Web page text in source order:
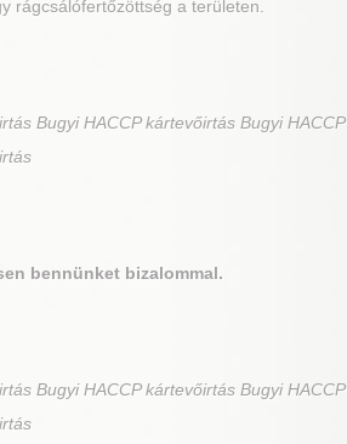
rágcsálófertőzöttség a területen.
Bugyi HACCP kártevőirtás Bugyi HACCP
bennünket bizalommal.
Bugyi HACCP kártevőirtás Bugyi HACCP